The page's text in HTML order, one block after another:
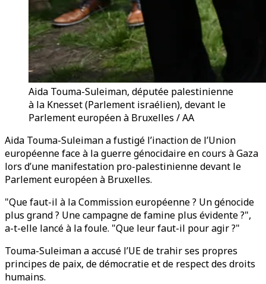
Aida Touma-Suleiman, députée palestinienne
à la Knesset (Parlement israélien), devant le
Parlement européen à Bruxelles / AA
Aida Touma-Suleiman a fustigé l’inaction de l’Union
européenne face à la guerre génocidaire en cours à Gaza
lors d’une manifestation pro-palestinienne devant le
Parlement européen à Bruxelles.
"Que faut-il à la Commission européenne ? Un génocide
plus grand ? Une campagne de famine plus évidente ?",
a-t-elle lancé à la foule. "Que leur faut-il pour agir ?"
Touma-Suleiman a accusé l’UE de trahir ses propres
principes de paix, de démocratie et de respect des droits
humains.